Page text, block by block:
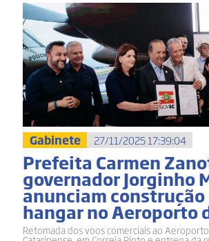
Gabinete 27/11/2025 17:39:04
Prefeita Carmen
governador Jorginho
anunciam construção
hangar no Aeroporto
Retomada dos voos comerciais ao